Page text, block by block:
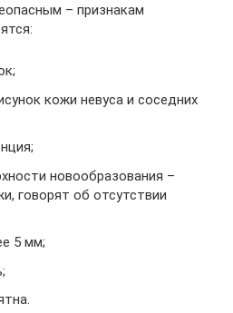
– признакам
кожи невуса и соседних
новообразования –
говорят об отсутствии
5 мм;